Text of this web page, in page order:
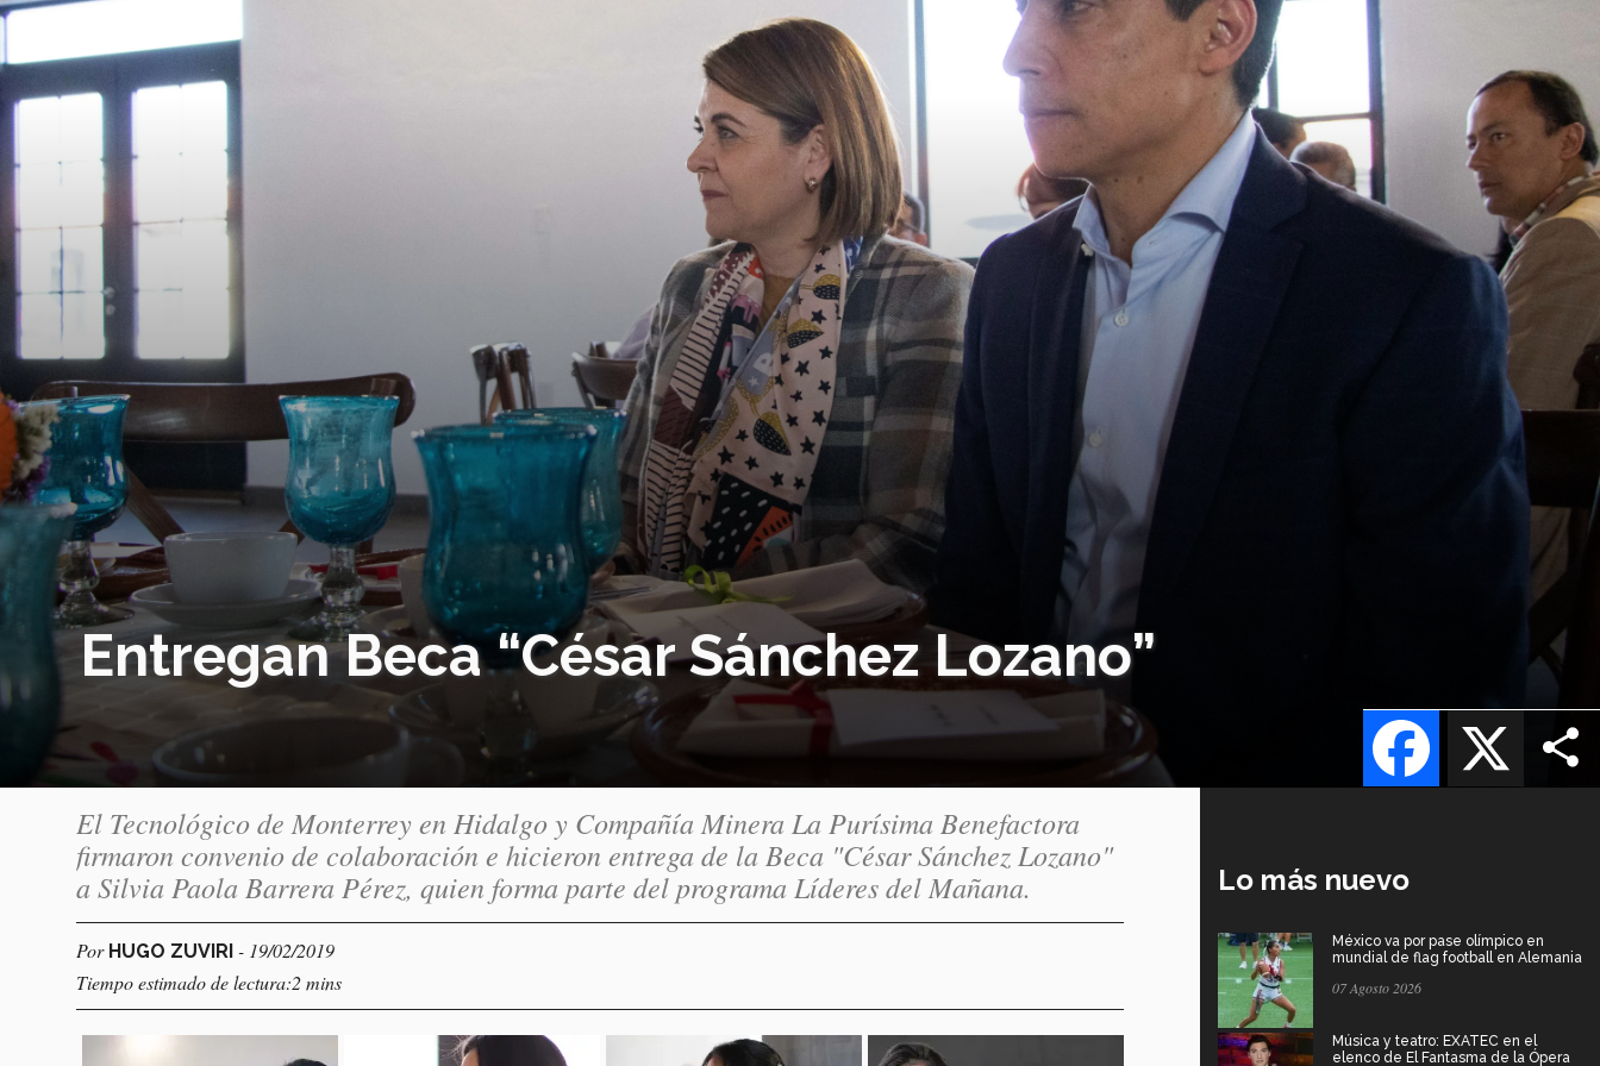
Entregan Beca “César Sánchez Lozano”
X
Facebook
El Tecnológico de Monterrey en Hidalgo y Compañía Minera La Purísima Benefactora
firmaron convenio de colaboración e hicieron entrega de la Beca "César Sánchez Lozano"
a Silvia Paola Barrera Pérez, quien forma parte del programa Líderes del Mañana.
Por HUGO ZUVIRI - 19/02/2019
Tiempo estimado de lectura:2 mins
Lo más nuevo
México va por pase olímpico en
mundial de flag football en Alemania
07 Agosto 2026
Música y teatro: EXATEC en el
elenco de El Fantasma de la Ópera